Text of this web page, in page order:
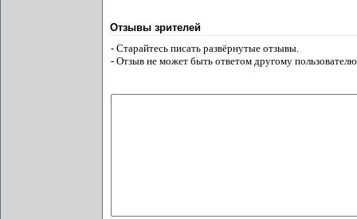
Отзывы зрителей
- Старайтесь писать развёрнутые отзывы.
- Отзыв не может быть ответом другому